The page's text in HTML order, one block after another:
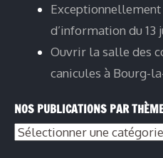
d’information du 13
Ouvrir la salle des
canicules à Bourg-
NOS PUBLICATIONS PAR